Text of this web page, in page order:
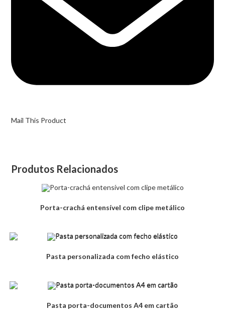
Mail This Product
Produtos Relacionados
Porta-crachá entensível com clipe metálico
Pasta personalizada com fecho elástico
Pasta porta-documentos A4 em cartão